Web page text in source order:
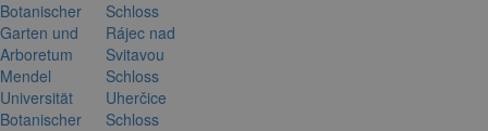
Botanischer
Garten und
Arboretum
Mendel
Universität
Botanischer
Schloss
Rájec nad
Svitavou
Schloss
Uherčice
Schloss